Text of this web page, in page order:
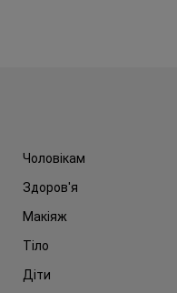
Чоловікам
Здоров'я
Макіяж
Тіло
Діти